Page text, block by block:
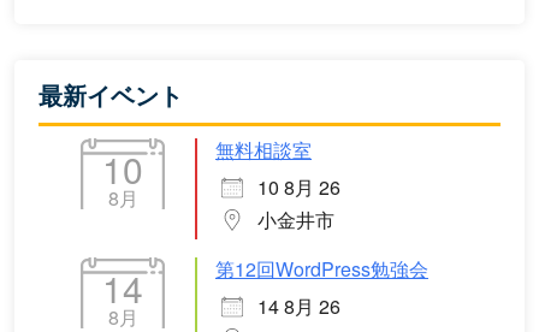
最新イベント
10
8月
無料相談室
10 8月 26
小金井市
14
8月
第12回WordPress勉強会
14 8月 26